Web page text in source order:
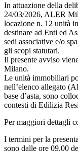
In attuazione della
24/03/2026, ALER
locazione n. 12 unità
destinare ad Enti ed
sedi associative e/o
gli scopi statutari.
Il presente avviso
Milano.
Le unità immobiliari
nell’elenco allegato
base d’asta, sono
contesti di Edilizia
Per maggiori dettagli
I termini per la
sono dalle ore 09.00